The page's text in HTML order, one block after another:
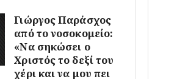
Γιώργος Παράσχος
από το νοσοκομείο:
«Να σηκώσει ο
Χριστός το δεξί του
χέρι και να μου πει